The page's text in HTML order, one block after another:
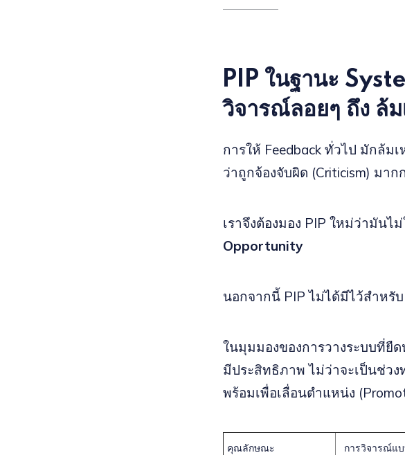
PIP ในฐานะ
วิจารณ์ลอยๆ ถึง ล้ม
การให้ Feedback ทั่วไป มักล้ม
ว่าถูกจ้องจับผิด (Criticism) มา
เราจึงต้องมอง PIP ใหม่ว่ามันไ
Opportunity
นอกจากนี้ PIP ไม่ได้มีไว้สำหรั
ในมุมมองของการวางระบบที่ยื
มีประสิทธิภาพ ไม่ว่าจะเป็นช่ว
พร้อมเพื่อเลื่อนตำแหน่ง
คุณลักษณะ
การวิจารณ์แ